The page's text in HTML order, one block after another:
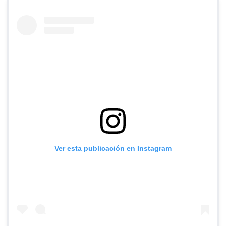
Ver esta publicación en Instagram